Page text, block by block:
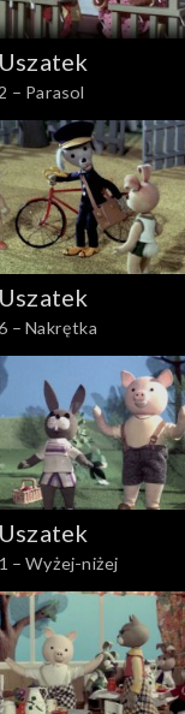
– Parasol
– Nakrętka
– Wyżej-niżej